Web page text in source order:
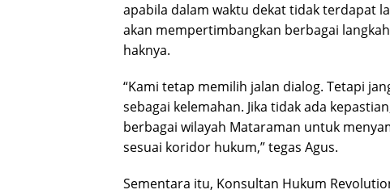
apabila dalam waktu dekat tidak terdapat
akan mempertimbangkan berbagai
haknya.
“Kami tetap memilih jalan dialog. Tetapi
sebagai kelemahan. Jika tidak ada
berbagai wilayah Mataraman untuk
sesuai koridor hukum,” tegas Agus.
Sementara itu, Konsultan Hukum